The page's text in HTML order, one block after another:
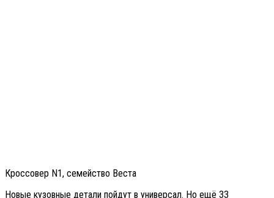
Кроссовер N1, семейство Веста
Новые кузовные детали пойдут в универсал. Но ещё 33